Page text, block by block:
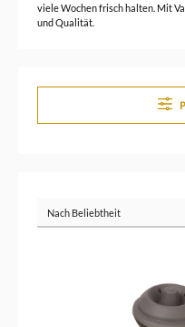
viele Wochen frisch halten. Mit
und Qualität.